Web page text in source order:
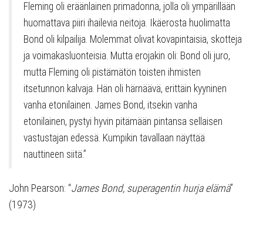
Fleming oli eräänlainen primadonna, jolla oli ympärillään
huomattava piiri ihailevia neitoja. Ikäerosta huolimatta
Bond oli kilpailija. Molemmat olivat kovapintaisia, skotteja
ja voimakasluonteisia. Mutta erojakin oli: Bond oli juro,
mutta Fleming oli pistämätön toisten ihmisten
itsetunnon kalvaja. Hän oli härnäävä, erittäin kyyninen
vanha etonilainen. James Bond, itsekin vanha
etonilainen, pystyi hyvin pitämään pintansa sellaisen
vastustajan edessä. Kumpikin tavallaan näyttää
nauttineen siitä.”
John Pearson: “James Bond, superagentin hurja elämä”
(1973)